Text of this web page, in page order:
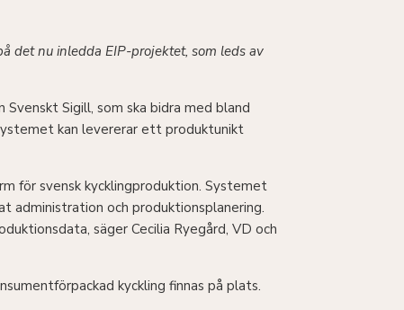
det nu inledda EIP-projektet, som leds av
Sigill, som ska bidra med bland
kan levererar ett produktunikt
för svensk kycklingproduktion. Systemet
administration och produktionsplanering.
säger Cecilia Ryegård, VD och
kyckling finnas på plats.